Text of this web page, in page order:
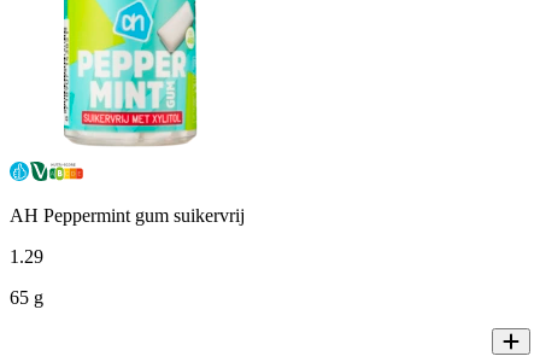
AH Peppermint gum suikervrij
1 .29
65 g